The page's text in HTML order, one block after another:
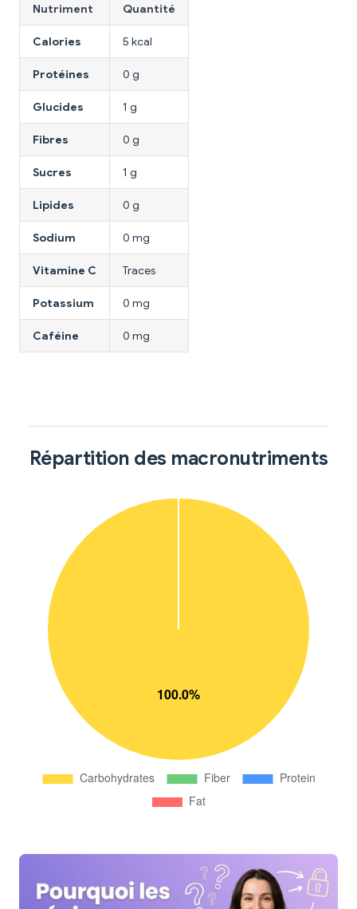
Nutriment Quantité
Calories 5 kcal
Protéines 0 g
Glucides 1 g
Fibres 0 g
Sucres 1 g
Lipides 0 g
Sodium 0 mg
Vitamine C Traces
Potassium 0 mg
Caféine 0 mg
Répartition des macronutriments